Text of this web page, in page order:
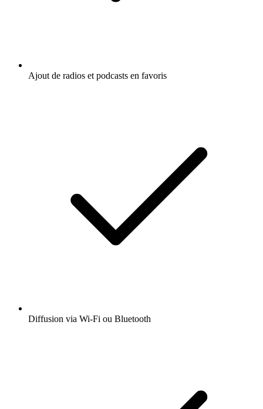
Ajout de radios et podcasts en favoris
Diffusion via Wi-Fi ou Bluetooth